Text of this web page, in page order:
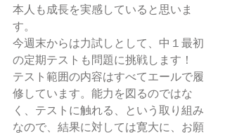
本人も成長を実感していると思いま
す。
今週末からは力試しとして、中１最初
の定期テストも問題に挑戦します！
テスト範囲の内容はすべてエールで履
修しています。能力を図るのではな
く、テストに触れる、という取り組み
なので、結果に対しては寛大に、お願